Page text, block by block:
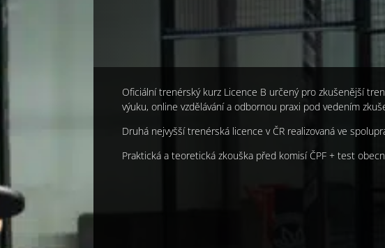
Oficiální trenérský kurz Licence B určený pro zkušenější
výuku, online vzdělávání a odbornou praxi pod vedením
Druhá nejvyšší trenérská licence v ČR realizovaná ve
Praktická a teoretická zkouška před komisí ČPF + test